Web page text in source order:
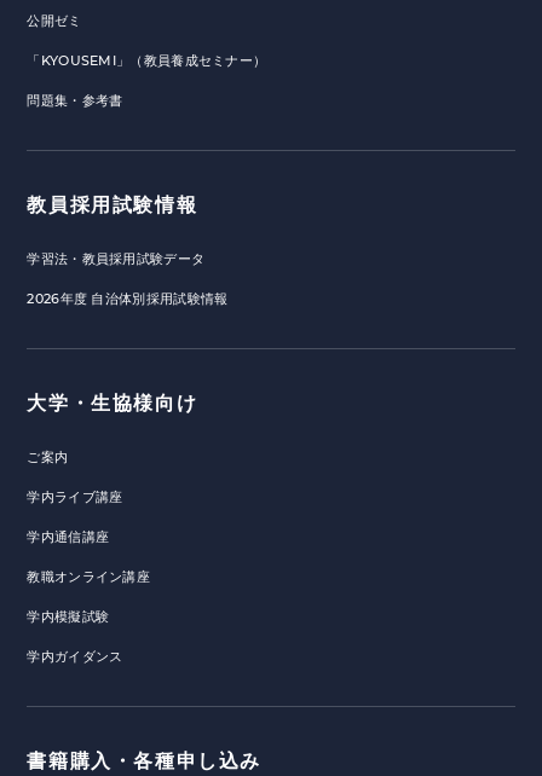
公開ゼミ
「KYOUSEMI」（教員養成セミナー）
問題集・参考書
教員採用試験情報
学習法・教員採用試験データ
2026年度 自治体別採用試験情報
大学・生協様向け
ご案内
学内ライブ講座
学内通信講座
教職オンライン講座
学内模擬試験
学内ガイダンス
書籍購入・各種申し込み